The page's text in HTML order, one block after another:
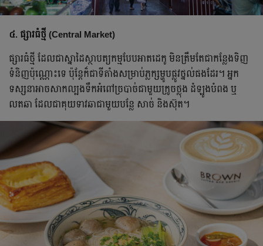
៤. ផ្សារធំថ្មី (Central Market)
ផ្សារធំថ្មី ដែលជាស្នាដៃស្ថាបត្យកម្មបែបអាតដេកូ មិនត្រឹមតែជាកន្លែងទិញ
ទំនិញប៉ុណ្ណោះទេ ប៉ុន្តែក៏ជាទីតាំងសម្រាប់ភ្លក្សម្ហូបផ្លូវថ្នល់ផងដែរ។ អ្នក
ទស្សនាអាចសាកល្បងទឹកអំពៅច្របាច់ជាមួយក្រូចថ្លុង ដំឡូងបំពង ឬ
លតឆា ដែលជាគុយទាវឆាជាមួយបន្លែ សាច់ និងស៊ុត។